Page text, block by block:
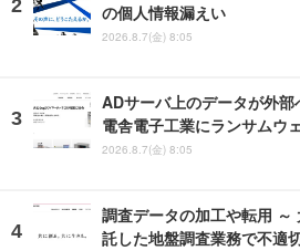
の個人情報漏えい
2026.8.7(金) 8:05
ADサーバ上のデータが外
電舎電子工業にランサムウ
2026.8.7(金) 8:05
調査データの加工や転用
託した地盤調査業務で不適